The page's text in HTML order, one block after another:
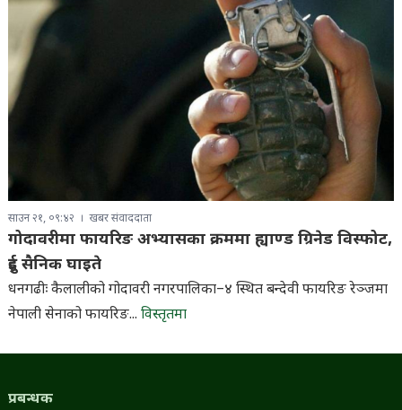
साउन २१, ०९:४२ खबर संवाददाता
गोदावरीमा फायरिङ अभ्यासका क्रममा ह्याण्ड ग्रिनेड विस्फोट,
दुई सैनिक घाइते
धनगढीः कैलालीको गोदावरी नगरपालिका–४ स्थित बन्देवी फायरिङ रेञ्जमा
नेपाली सेनाको फायरिङ... विस्तृतमा
प्रबन्धक